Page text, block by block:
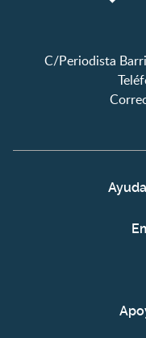
C/Periodista